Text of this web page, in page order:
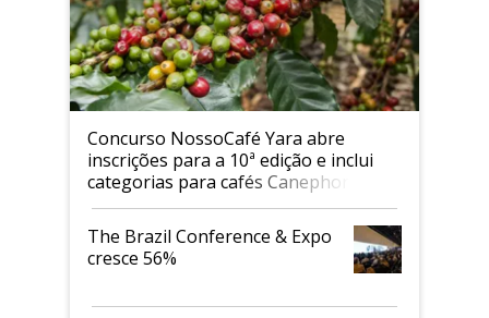
Concurso NossoCafé Yara abre
inscrições para a 10ª edição e inclui
categorias para cafés Canephora
The Brazil Conference & Expo
cresce 56%